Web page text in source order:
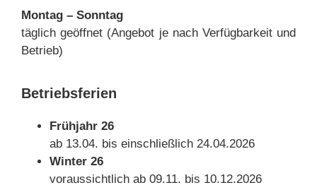
Montag – Sonntag
täglich geöffnet (Angebot je nach Verfügbarkeit und
Betrieb)
Betriebsferien
Frühjahr 26
ab 13.04. bis einschließlich 24.04.2026
Winter 26
voraussichtlich ab 09.11. bis 10.12.2026